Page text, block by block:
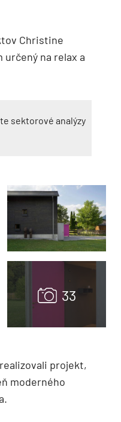
Christine
na relax a
sektorové analýzy
projekt,
moderného